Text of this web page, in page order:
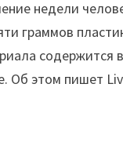
недели
граммов
содержится
Об этом пишет